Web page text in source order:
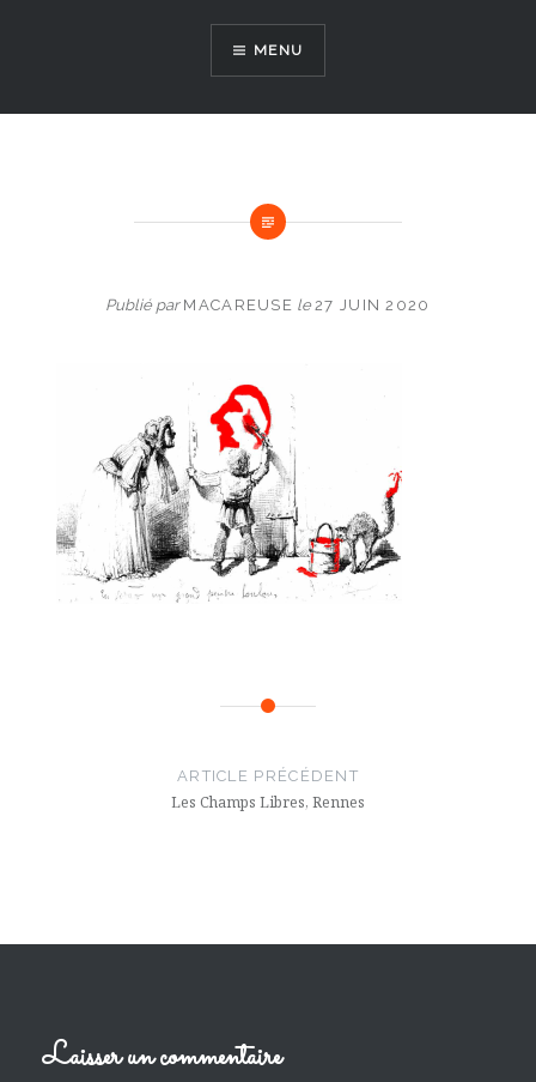
MENU
Publié par MACAREUSE le27 JUIN 2020
ARTICLE PRÉCÉDENT
Les Champs Libres, Rennes
Laisser un commentaire